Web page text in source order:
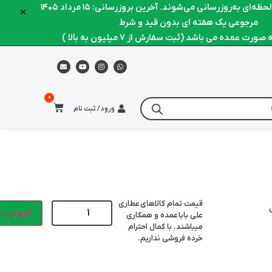
×
به‌روزرسانی می‌شوند. آخرین بروزرسانی: ۱۵ مرداد ۱۴۰۵
مرجوعی یک هفته ای بدون قید و شرط
عمده می باشد (ثبت سفارش از 7 میلیون به بالا )
ورود / ثبت نام
قیمت تمام کالاهایعطاری
علی باباعمده و همکاری
میباشند. با کمال احترام
خرده فروشی نداریم.
افزودن